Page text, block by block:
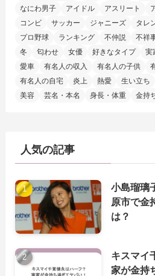
なにわ男子
アイドル アスリート
コンビ
サッカー ジャニーズ タレ
プロ野球
ランキング 不仲説 不祥
冬
匂わせ 女優 好きなタイプ 実
愛車
有名人の収入 有名人の子供
有名人の自宅
炎上 熱愛 生い立ち
美容
芸名・本名 身長・体重 金持
人気の記事
小島瑠璃
原市で金
は？
キスマイ
家が金持